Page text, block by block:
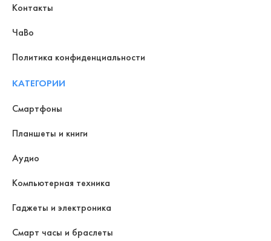
Контакты
ЧаВо
Политика конфиденциальности
КАТЕГОРИИ
Смартфоны
Планшеты и книги
Аудио
Компьютерная техника
Гаджеты и электроника
Смарт часы и браслеты